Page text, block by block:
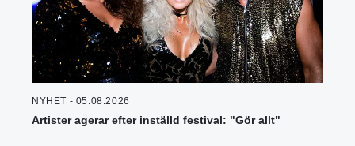
NYHET - 05.08.2026
Artister agerar efter inställd festival: "Gör allt"